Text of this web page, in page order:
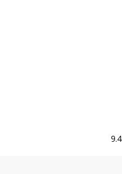
9.4